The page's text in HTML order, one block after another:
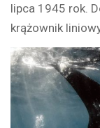
lipca 1945 rok.
krążownik